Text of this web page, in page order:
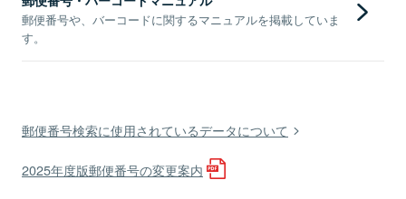
郵便番号や、バーコードに関するマニュアルを掲載していま
す。
郵便番号検索に使用されているデータについて
2025年度版郵便番号の変更案内